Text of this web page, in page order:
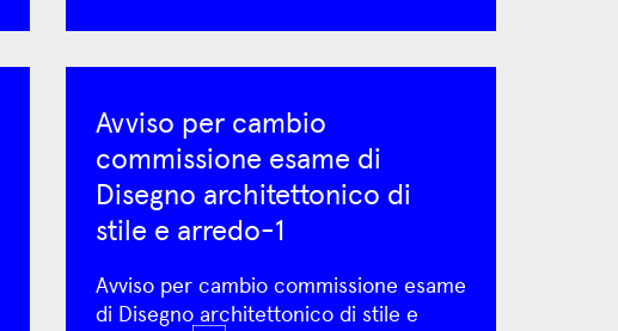
Avviso per cambio
commissione esame di
Disegno architettonico di
stile e arredo-1
Avviso per cambio commissione esame
di Disegno architettonico di stile e